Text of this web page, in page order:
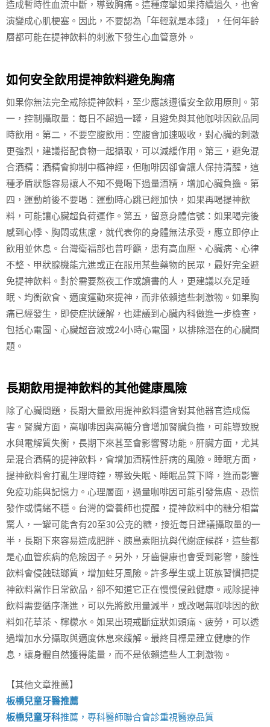
造成暫時性血流中斷，導致胸痛。這種痙攣如果持續過久，也會
演變成心肌梗塞。因此，不要認為「年輕就是本錢」，任何年齡
層都可能在提神飲料的刺激下發生心血管意外。
如何安全飲用提神飲料避免胸痛
如果你無法完全戒除提神飲料，至少應該遵循安全飲用原則。第
一，控制攝取量：每日不超過一罐，且避免與其他咖啡因飲品同
時飲用。第二，不要空腹飲用：空腹會加速吸收，對心臟的刺激
更強烈，建議搭配食物一起攝取，可以減緩作用。第三，避免混
合酒精：酒精會抑制中樞神經，但咖啡因卻會讓人保持清醒，這
種矛盾狀態容易讓人不知不覺喝下過量酒精，增加心臟負擔。第
四，運動前後不要喝：運動時心跳已經加快，如果再喝提神飲
料，可能讓心臟超負荷運作。第五，留意身體信號：如果喝完後
感到心悸、胸悶或焦慮，就代表你的身體無法承受，應立即停止
飲用並休息。台灣衛福部也曾呼籲，患有高血壓、心臟病、心律
不整、甲狀腺機能亢進或正在服用某些藥物的民眾，最好完全避
免提神飲料。對於需要熬夜工作或讀書的人，更建議以充足睡
眠、均衡飲食、適度運動來提神，而非依賴這些刺激物。如果胸
痛已經發生，即使症狀緩解，也建議到心臟內科做進一步檢查，
包括心電圖、心臟超音波或24小時心電圖，以排除潛在的心臟問
題。
長期飲用提神飲料的其他健康風險
除了心臟問題，長期大量飲用提神飲料還會對其他器官造成傷
害。腎臟方面，高咖啡因與高糖分會增加腎臟負擔，可能導致脫
水與電解質失衡，長期下來甚至會影響腎功能。肝臟方面，尤其
是混合酒精的提神飲料，會增加酒精性肝病的風險。睡眠方面，
提神飲料會打亂生理時鐘，導致失眠、睡眠品質下降，進而影響
免疫功能與記憶力。心理層面，過量咖啡因可能引發焦慮、恐慌
發作或情緒不穩。台灣的營養師也提醒，提神飲料中的糖分相當
驚人，一罐可能含有20至30公克的糖，接近每日建議攝取量的一
半，長期下來容易造成肥胖、胰島素阻抗與代謝症候群，這些都
是心血管疾病的危險因子。另外，牙齒健康也會受到影響，酸性
飲料會侵蝕琺瑯質，增加蛀牙風險。許多學生或上班族習慣把提
神飲料當作日常飲品，卻不知道它正在慢慢侵蝕健康。戒除提神
飲料需要循序漸進，可以先將飲用量減半，或改喝無咖啡因的飲
料如花草茶、檸檬水。如果出現戒斷症狀如頭痛、疲勞，可以透
過增加水分攝取與適度休息來緩解。最終目標是建立健康的作
息，讓身體自然獲得能量，而不是依賴這些人工刺激物。
【其他文章推薦】
板橋兒童牙醫推薦
板橋兒童牙科推薦，專科醫師聯合會診重視醫療品質